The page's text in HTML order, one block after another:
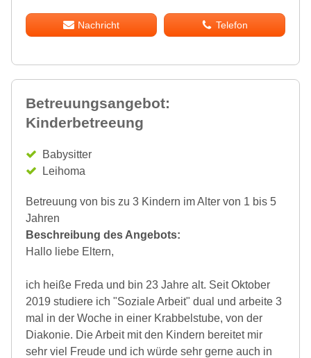
Nachricht Telefon
Betreuungsangebot:
Kinderbetreeung
Babysitter
Leihoma
Betreuung von bis zu 3 Kindern im Alter von 1 bis 5
Jahren
Beschreibung des Angebots:
Hallo liebe Eltern,
ich heiße Freda und bin 23 Jahre alt. Seit Oktober
2019 studiere ich "Soziale Arbeit" dual und arbeite 3
mal in der Woche in einer Krabbelstube, von der
Diakonie. Die Arbeit mit den Kindern bereitet mir
sehr viel Freude und ich würde sehr gerne auch in